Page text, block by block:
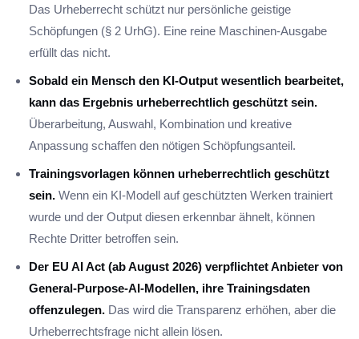
Das Urheberrecht schützt nur persönliche geistige
Schöpfungen (§ 2 UrhG). Eine reine Maschinen-Ausgabe
erfüllt das nicht.
Sobald ein Mensch den KI-Output wesentlich bearbeitet,
kann das Ergebnis urheberrechtlich geschützt sein.
Überarbeitung, Auswahl, Kombination und kreative
Anpassung schaffen den nötigen Schöpfungsanteil.
Trainingsvorlagen können urheberrechtlich geschützt
sein. Wenn ein KI-Modell auf geschützten Werken trainiert
wurde und der Output diesen erkennbar ähnelt, können
Rechte Dritter betroffen sein.
Der EU AI Act (ab August 2026) verpflichtet Anbieter von
General-Purpose-AI-Modellen, ihre Trainingsdaten
offenzulegen. Das wird die Transparenz erhöhen, aber die
Urheberrechtsfrage nicht allein lösen.